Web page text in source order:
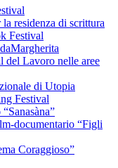
residenza di scrittura
Festival
Lavoro nelle aree
di Utopia
Festival
documentario “Figli
Coraggioso”